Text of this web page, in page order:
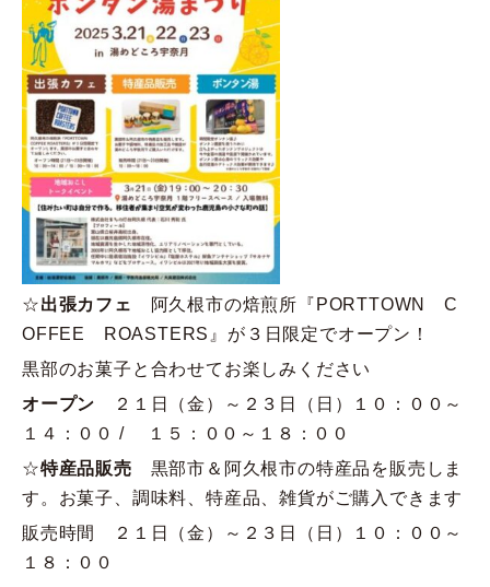
☆出張カフェ
阿久根市の焙煎所『PORTTOWN C
OFFEE ROASTERS』が３日限定でオープン！
黒部のお菓子と合わせてお楽しみください
オープン
２１日（金）～２３日（日）１０：００～
１４：００ / １５：００～１８：００
☆特産品販売 黒部市＆阿久根市の特産品を販売しま
す。お菓子、調味料、特産品、雑貨がご購入できます
販売時間 ２１日（金）～２３日（日）１０：００～
１８：００